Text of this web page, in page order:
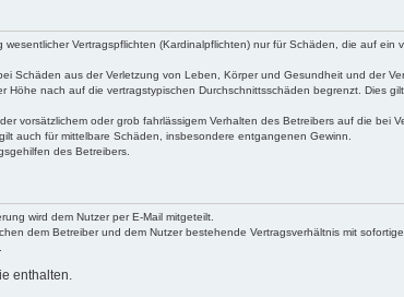
Vertragspflichten (Kardinalpflichten) nur für Schäden, die auf ein
Schäden aus der Verletzung von Leben, Körper und Gesundheit und der
nach auf die vertragstypischen Durchschnittsschäden begrenzt. Dies
oder grob fahrlässigem Verhalten des Betreibers auf die bei
auch für mittelbare Schäden, insbesondere entgangenen Gewinn.
des Betreibers.
wird dem Nutzer per E-Mail mitgeteilt.
dem Betreiber und dem Nutzer bestehende Vertragsverhältnis mit
enthalten.